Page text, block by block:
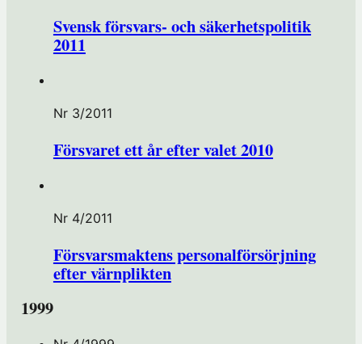
Svensk försvars- och säkerhetspolitik
2011
Nr 3/2011
Försvaret ett år efter valet 2010
Nr 4/2011
Försvarsmaktens personalförsörjning
efter värnplikten
1999